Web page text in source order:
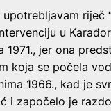
upotrebljavam riječ
u
1971., jer ona
koja se počela
1966., kad je
i započelo je